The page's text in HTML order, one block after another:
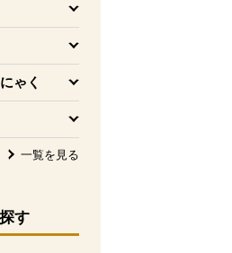
ゃく
一覧を見る
す